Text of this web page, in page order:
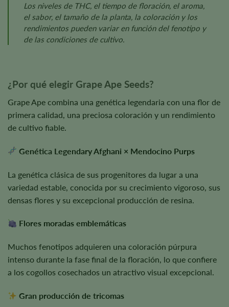
Los niveles de THC, el tiempo de floración, el aroma,
el sabor, el tamaño de la planta, la coloración y los
rendimientos pueden variar en función del fenotipo y
de las condiciones de cultivo.
¿Por qué elegir Grape Ape Seeds?
Grape Ape combina una genética legendaria con una flor de
primera calidad, una preciosa coloración y un rendimiento
de cultivo fiable.
Genética Legendary Afghani × Mendocino Purps
La genética clásica de sus progenitores da lugar a una
variedad estable, conocida por su crecimiento vigoroso, sus
densas flores y su excepcional producción de resina.
Flores moradas emblemáticas
Muchos fenotipos adquieren una coloración púrpura
intenso durante la fase final de la floración, lo que confiere
a los cogollos cosechados un atractivo visual excepcional.
Gran producción de tricomas